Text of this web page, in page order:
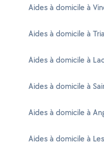
Aides à domicile à
Aides à domicile à
Aides à domicile à
Aides à domicile à
Aides à domicile à
Aides à domicile à